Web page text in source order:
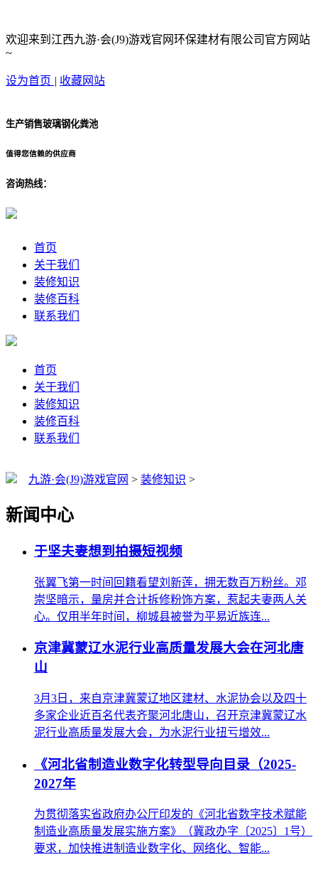
欢迎来到江西九游·会(J9)游戏官网环保建材有限公司官方网站
~
设为首页 | 收藏网站
生产销售玻璃钢化粪池
值得您信赖的供应商
咨询热线：
首页
关于我们
装修知识
装修百科
联系我们
首页
关于我们
装修知识
装修百科
联系我们
九游·会(J9)游戏官网 > 装修知识 >
新闻中心
于坚夫妻想到拍摄短视频
张翼飞第一时间回籍看望刘新莲，拥无数百万粉丝。邓
崇坚暗示，量房并合计拆修粉饰方案，惹起夫妻两人关
心。仅用半年时间，柳城县被誉为平易近族连...
京津冀蒙辽水泥行业高质量发展大会在河北唐
山
3月3日，来自京津冀蒙辽地区建材、水泥协会以及四十
多家企业近百名代表齐聚河北唐山，召开京津冀蒙辽水
泥行业高质量发展大会，为水泥行业扭亏增效...
《河北省制造业数字化转型导向目录（2025-
2027年
为贯彻落实省政府办公厅印发的《河北省数字技术赋能
制造业高质量发展实施方案》（冀政办字〔2025〕1号）
要求，加快推进制造业数字化、网络化、智能...